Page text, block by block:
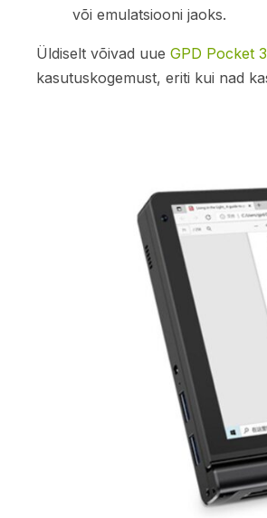
või emulatsiooni jaoks.
Üldiselt võivad uue GPD Pocket 3
kasutuskogemust, eriti kui nad